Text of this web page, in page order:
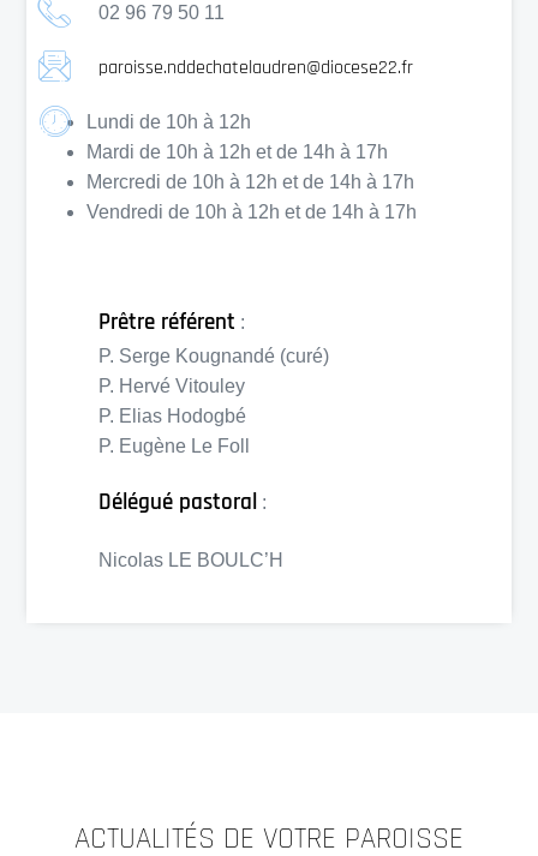
02 96 79 50 11
paroisse.nddechatelaudren@diocese22.fr
Lundi de 10h à 12h
Mardi de 10h à 12h et de 14h à 17h
Mercredi de 10h à 12h et de 14h à 17h
Vendredi de 10h à 12h et de 14h à 17h
Prêtre référent :
P. Serge Kougnandé (curé)
P. Hervé Vitouley
P. Elias Hodogbé
P. Eugène Le Foll
Délégué pastoral :
Nicolas LE BOULC’H
ACTUALITÉS DE VOTRE PAROISSE